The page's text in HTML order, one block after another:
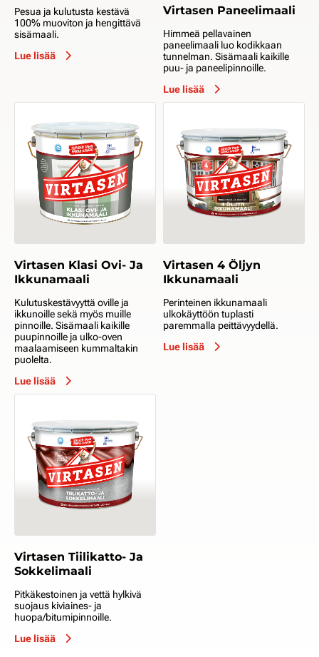
Pesua ja kulutusta kestävä
100% muoviton ja hengittävä
sisämaali.
Lue lisää
Virtasen Paneelimaali
Himmeä pellavainen
paneelimaali luo kodikkaan
tunnelman. Sisämaali kaikille
puu- ja paneelipinnoille.
Lue lisää
Virtasen Klasi Ovi- Ja
Ikkunamaali
Kulutuskestävyyttä oville ja
ikkunoille sekä myös muille
pinnoille. Sisämaali kaikille
puupinnoille ja ulko-oven
maalaamiseen kummaltakin
puolelta.
Lue lisää
Virtasen 4 Öljyn
Ikkunamaali
Perinteinen ikkunamaali
ulkokäyttöön tuplasti
paremmalla peittävyydellä.
Lue lisää
Virtasen Tiilikatto- Ja
Sokkelimaali
Pitkäkestoinen ja vettä hylkivä
suojaus kiviaines- ja
huopa/bitumipinnoille.
Lue lisää